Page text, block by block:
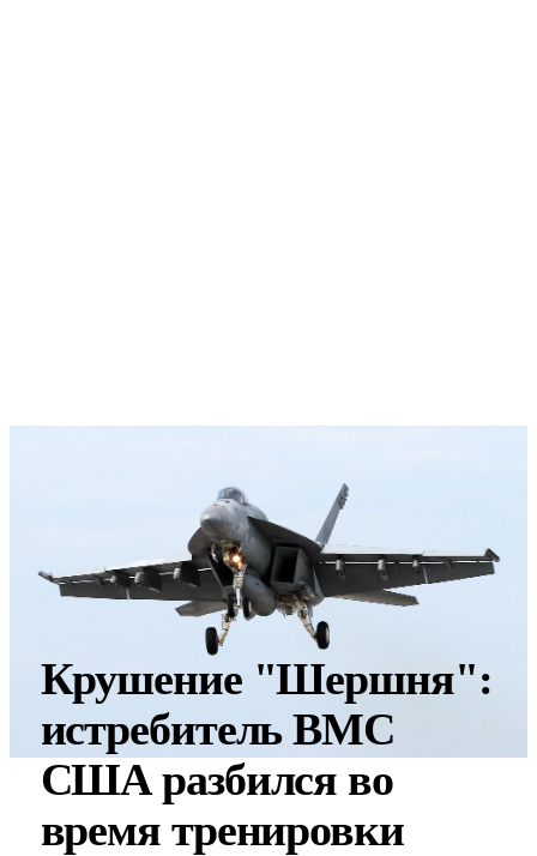
Крушение "Шершня":
истребитель ВМС
США разбился во
время тренировки